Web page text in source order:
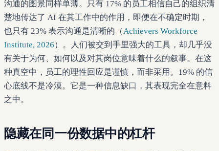
沟通的图景同样单薄。只有 17% 的员工相信自己的组织清
楚地传达了 AI 在其工作中的作用，即便在不确定时期，
也只有 23% 表示沟通是清晰的（Achievers Workforce
Institute, 2026）。人们被交到手里强大的工具，却几乎没
有关于为何、如何以及对其岗位意味着什么的叙事。在这
种真空中，员工的理性回应是谨慎，而非采用。19% 的信
心底线不是冷漠。它是一种信息缺口，其表现完全在意料
之中。
隐藏在同一份数据中的杠杆